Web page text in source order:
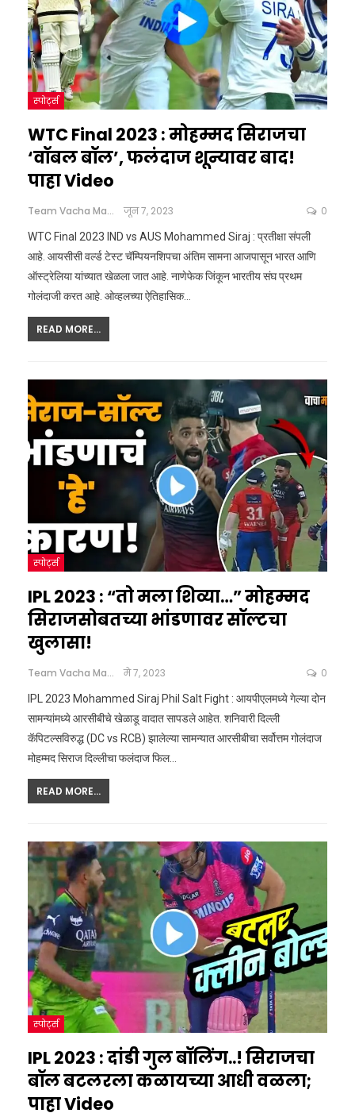
स्पोर्ट्स
WTC Final 2023 : मोहम्मद सिराजचा
‘वॉबल बॉल’, फलंदाज शून्यावर बाद!
पाहा Video
Team Vacha Marathi जून 7, 2023 0
WTC Final 2023 IND vs AUS Mohammed Siraj : प्रतीक्षा संपली
आहे. आयसीसी वर्ल्ड टेस्ट चॅम्पियनशिपचा अंतिम सामना आजपासून भारत आणि
ऑस्ट्रेलिया यांच्यात खेळला जात आहे. नाणेफेक जिंकून भारतीय संघ प्रथम
गोलंदाजी करत आहे. ओव्हलच्या ऐतिहासिक…
READ MORE...
स्पोर्ट्स
IPL 2023 : “तो मला शिव्या…” मोहम्मद
सिराजसोबतच्या भांडणावर सॉल्टचा
खुलासा!
Team Vacha Marathi मे 7, 2023 0
IPL 2023 Mohammed Siraj Phil Salt Fight : आयपीएलमध्ये गेल्या दोन
सामन्यांमध्ये आरसीबीचे खेळाडू वादात सापडले आहेत. शनिवारी दिल्ली
कॅपिटल्सविरुद्ध (DC vs RCB) झालेल्या सामन्यात आरसीबीचा सर्वोत्तम गोलंदाज
मोहम्मद सिराज दिल्लीचा फलंदाज फिल…
READ MORE...
स्पोर्ट्स
IPL 2023 : दांडी गुल बॉलिंग..! सिराजचा
बॉल बटलरला कळायच्या आधी वळला;
पाहा Video